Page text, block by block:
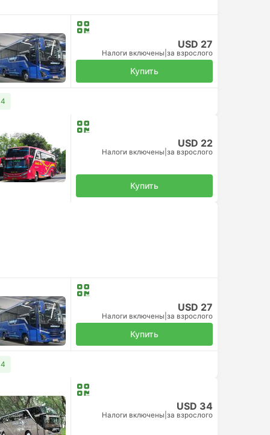
USD 27
Налоги включены за взрослого
Купить
USD 22
Налоги включены за взрослого
Купить
USD 27
Налоги включены за взрослого
Купить
USD 34
Налоги включены за взрослого